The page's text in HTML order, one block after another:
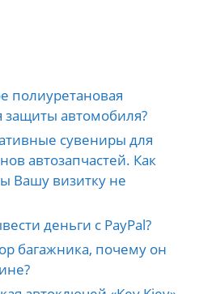
полиуретановая
защиты автомобиля?
сувениры для
автозапчастей. Как
Вашу визитку не
деньги с PayPal?
багажника, почему он